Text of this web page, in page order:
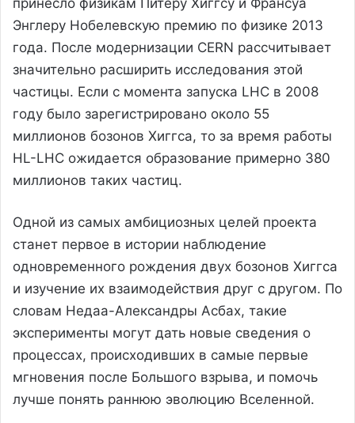
Энглеру Нобелевскую премию по физике 2013
года. После модернизации CERN рассчитывает
значительно расширить исследования этой
частицы. Если с момента запуска LHC в 2008
году было зарегистрировано около 55
миллионов бозонов Хиггса, то за время работы
HL-LHC ожидается образование примерно 380
миллионов таких частиц.
Одной из самых амбициозных целей проекта
станет первое в истории наблюдение
одновременного рождения двух бозонов Хиггса
и изучение их взаимодействия друг с другом. По
словам Недаа-Александры Асбах, такие
эксперименты могут дать новые сведения о
процессах, происходивших в самые первые
мгновения после Большого взрыва, и помочь
лучше понять раннюю эволюцию Вселенной.